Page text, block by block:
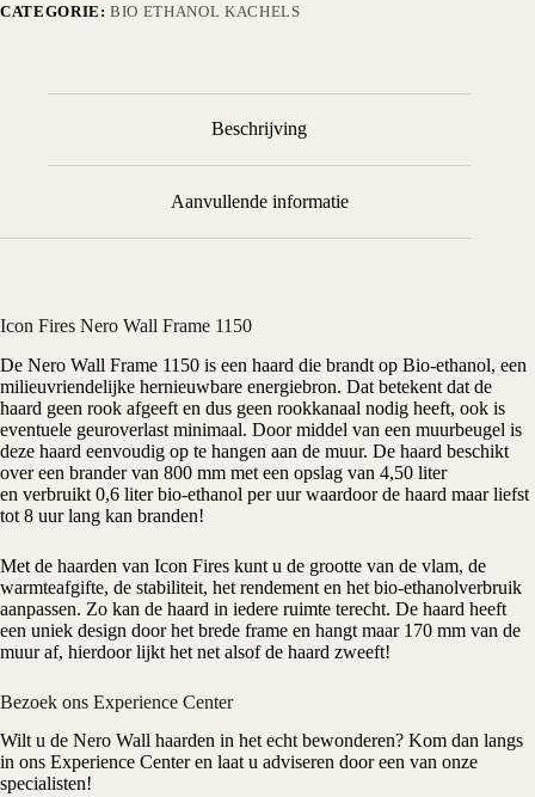
CATEGORIE:BIO ETHANOL KACHELS
Beschrijving
Aanvullende informatie
Icon Fires Nero Wall Frame 1150
De Nero Wall Frame 1150 is een haard die brandt op Bio-ethanol, een
milieuvriendelijke hernieuwbare energiebron. Dat betekent dat de
haard geen rook afgeeft en dus geen rookkanaal nodig heeft, ook is
eventuele geuroverlast minimaal. Door middel van een muurbeugel is
deze haard eenvoudig op te hangen aan de muur. De haard beschikt
over een brander van 800 mm met een opslag van 4,50 liter
en verbruikt 0,6 liter bio-ethanol per uur waardoor de haard maar liefst
tot 8 uur lang kan branden!
Met de haarden van Icon Fires kunt u de grootte van de vlam, de
warmteafgifte, de stabiliteit, het rendement en het bio-ethanolverbruik
aanpassen. Zo kan de haard in iedere ruimte terecht. De haard heeft
een uniek design door het brede frame en hangt maar 170 mm van de
muur af, hierdoor lijkt het net alsof de haard zweeft!
Bezoek ons Experience Center
Wilt u de Nero Wall haarden in het echt bewonderen? Kom dan langs
in ons Experience Center en laat u adviseren door een van onze
specialisten!